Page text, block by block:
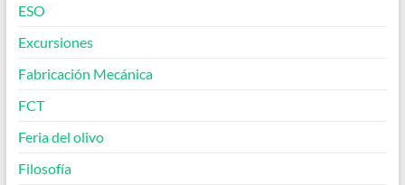
ESO
Excursiones
Fabricación Mecánica
FCT
Feria del olivo
Filosofía